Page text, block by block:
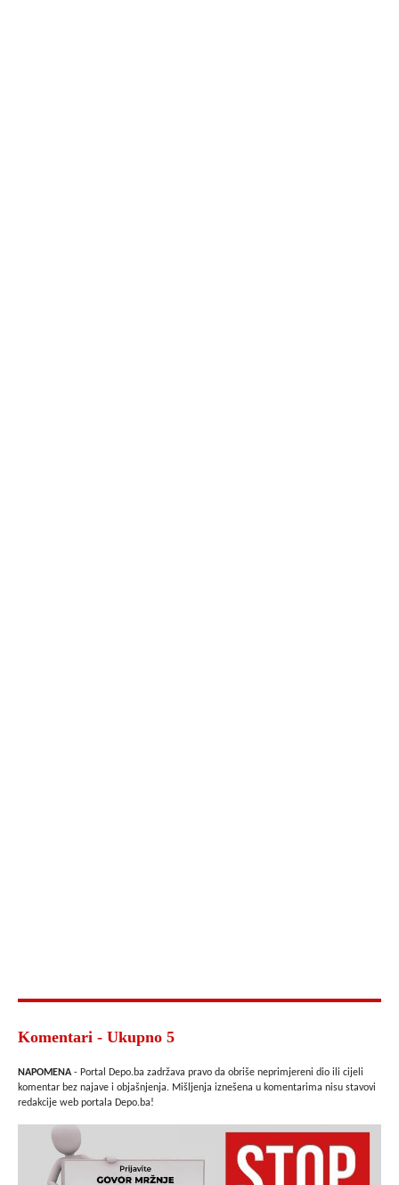
Komentari - Ukupno 5
NAPOMENA - Portal Depo.ba zadržava pravo da obriše neprimjereni dio ili cijeli
komentar bez najave i objašnjenja. Mišljenja iznešena u komentarima nisu stavovi
redakcije web portala Depo.ba!